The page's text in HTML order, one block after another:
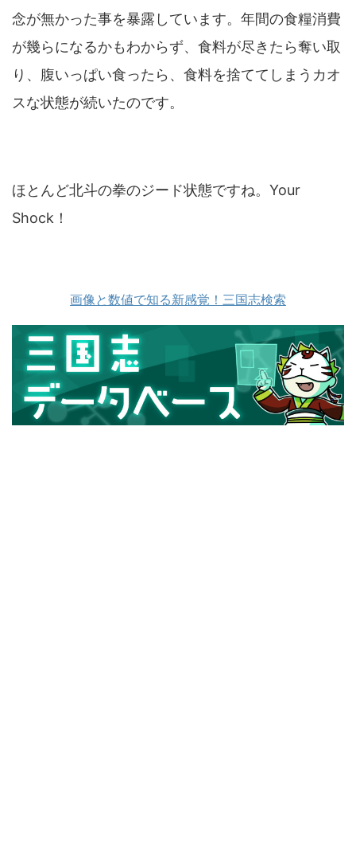
念が無かった事を暴露しています。年間の食糧消費
が幾らになるかもわからず、食料が尽きたら奪い取
り、腹いっぱい食ったら、食料を捨ててしまうカオ
スな状態が続いたのです。
ほとんど北斗の拳のジード状態ですね。Your
Shock！
画像と数値で知る新感覚！三国志検索